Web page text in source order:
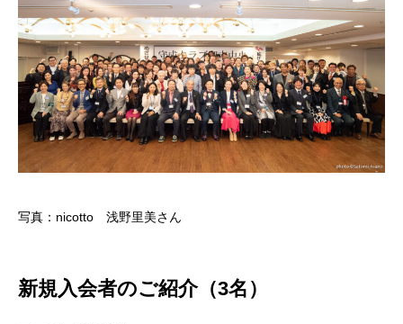
写真：nicotto 浅野里美さん
新規入会者のご紹介（3名）